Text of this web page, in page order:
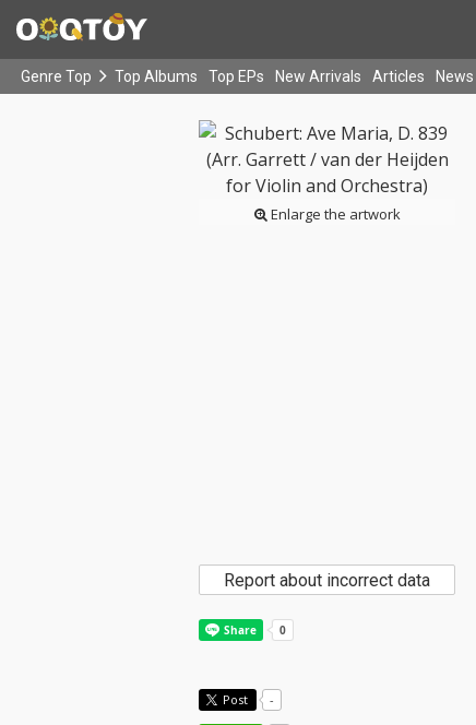
Genre Top Top Albums Top EPs New Arrivals Articles News
Enlarge the artwork
Report about incorrect data
Post -